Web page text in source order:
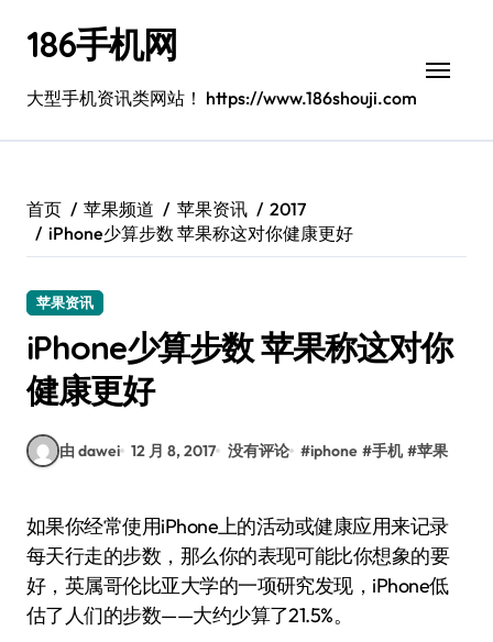
186手机网
大型手机资讯类网站！ https://www.186shouji.com
首页 苹果频道 苹果资讯
2017
iPhone少算步数 苹果称这对你健康更好
苹果资讯
iPhone少算步数 苹果称这对你
健康更好
由 dawei 12 月 8, 2017 没有评论 #iphone #手机 #苹果
如果你经常使用iPhone上的活动或健康应用来记录
每天行走的步数，那么你的表现可能比你想象的要
好，英属哥伦比亚大学的一项研究发现，iPhone低
估了人们的步数——大约少算了21.5%。